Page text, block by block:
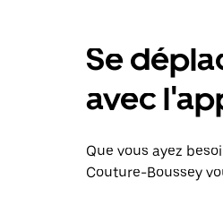
Se
avec
Que vous ayez
Couture-Boussey